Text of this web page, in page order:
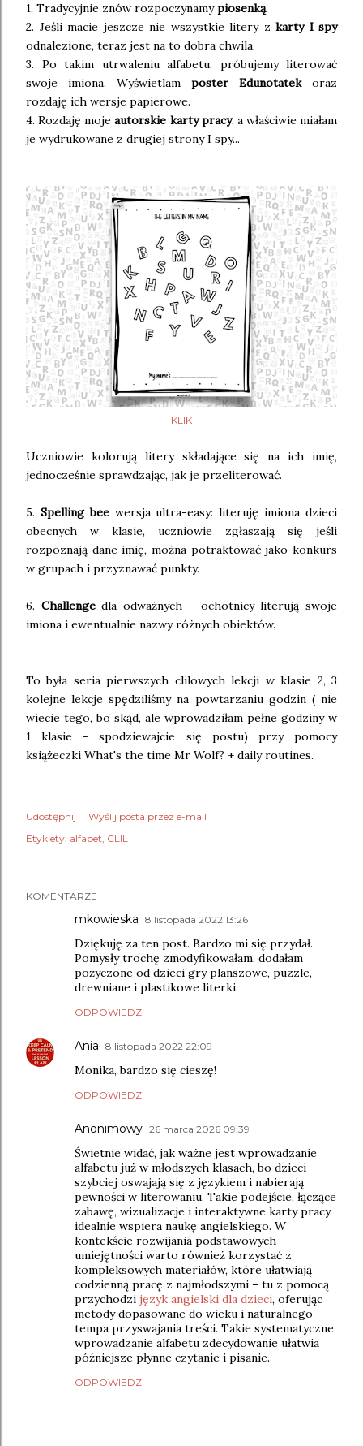
1. Tradycyjnie znów rozpoczynamypiosenką.
2. Jeśli macie jeszcze nie wszystkie litery z karty I spy
odnalezione, teraz jest na to dobra chwila.
3. Po takim utrwaleniu alfabetu, próbujemy literować
swoje imiona. Wyświetlam poster Edunotatekoraz
rozdaję ich wersje papierowe.
4. Rozdaję mojeautorskie karty pracy, a właściwie miałam
je wydrukowane z drugiej strony I spy...
KLIK
Uczniowie kolorują litery składające się na ich imię,
jednocześnie sprawdzając, jak je przeliterować.
5. Spelling bee wersja ultra-easy: literuję imiona dzieci
obecnych w klasie, uczniowie zgłaszają się jeśli
rozpoznają dane imię, można potraktować jako konkurs
w grupach i przyznawać punkty.
6. Challengedla odważnych - ochotnicy literują swoje
imiona i ewentualnie nazwy różnych obiektów.
To była seria pierwszych clilowych lekcji w klasie 2, 3
kolejne lekcje spędziliśmy na powtarzaniu godzin ( nie
wiecie tego, bo skąd, ale wprowadziłam pełne godziny w
1 klasie - spodziewajcie się postu) przy pomocy
książeczki What's the time Mr Wolf? + daily routines.
Udostępnij
Wyślij posta przez e-mail
Etykiety: alfabet CLIL
KOMENTARZE
mkowieska 8 listopada 2022 13:26
Dziękuję za ten post. Bardzo mi się przydał.
Pomysły trochę zmodyfikowałam, dodałam
pożyczone od dzieci gry planszowe, puzzle,
drewniane i plastikowe literki.
ODPOWIEDZ
Ania 8 listopada 2022 22:09
Monika, bardzo się cieszę!
ODPOWIEDZ
Anonimowy 26 marca 2026 09:39
Świetnie widać, jak ważne jest wprowadzanie
alfabetu już w młodszych klasach, bo dzieci
szybciej oswajają się z językiem i nabierają
pewności w literowaniu. Takie podejście, łączące
zabawę, wizualizacje i interaktywne karty pracy,
idealnie wspiera naukę angielskiego. W
kontekście rozwijania podstawowych
umiejętności warto również korzystać z
kompleksowych materiałów, które ułatwiają
codzienną pracę z najmłodszymi – tu z pomocą
przychodzi język angielski dla dzieci, oferując
metody dopasowane do wieku i naturalnego
tempa przyswajania treści. Takie systematyczne
wprowadzanie alfabetu zdecydowanie ułatwia
późniejsze płynne czytanie i pisanie.
ODPOWIEDZ